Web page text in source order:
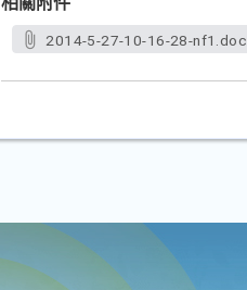
2014-5-27-10-16-28-nf1.doc